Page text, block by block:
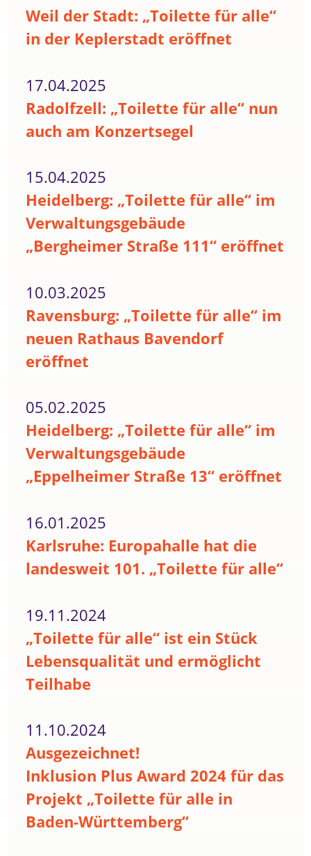
Weil der Stadt: „Toilette für alle“
in der Keplerstadt eröffnet
17.04.2025
Radolfzell: „Toilette für alle“ nun
auch am Konzertsegel
15.04.2025
Heidelberg: „Toilette für alle“ im
Verwaltungsgebäude
„Bergheimer Straße 111“ eröffnet
10.03.2025
Ravensburg: „Toilette für alle“ im
neuen Rathaus Bavendorf
eröffnet
05.02.2025
Heidelberg: „Toilette für alle“ im
Verwaltungsgebäude
„Eppelheimer Straße 13“ eröffnet
16.01.2025
Karlsruhe: Europahalle hat die
landesweit 101. „Toilette für alle“
19.11.2024
„Toilette für alle“ ist ein Stück
Lebensqualität und ermöglicht
Teilhabe
11.10.2024
Ausgezeichnet!
Inklusion Plus Award 2024 für das
Projekt „Toilette für alle in
Baden-Württemberg“